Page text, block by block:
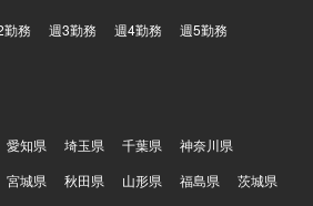
勤務 週3勤務 週4勤務 週5勤務
愛知県 埼玉県 千葉県
神奈川県
宮城県 秋田県 山形県 福島県 茨城県